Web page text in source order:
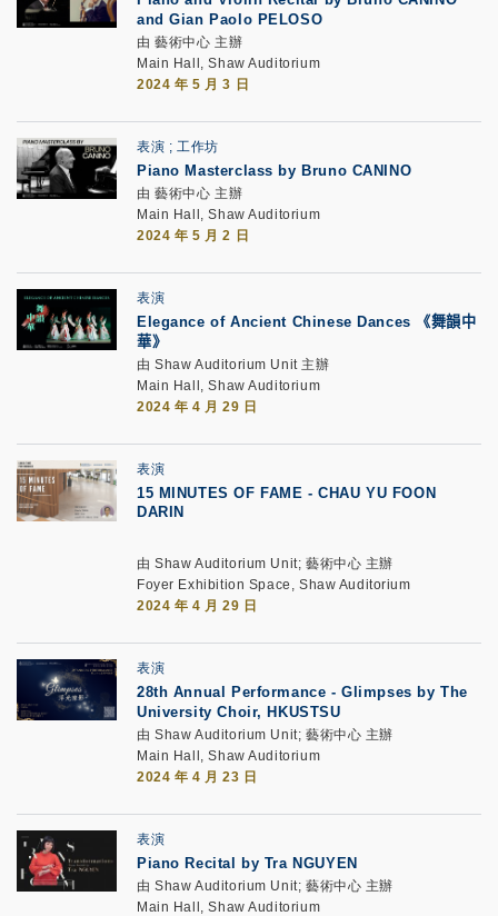
and Gian Paolo PELOSO
由 藝術中心 主辦
Main Hall, Shaw Auditorium
2024 年 5 月 3 日
表演 工作坊
Piano Masterclass by Bruno CANINO
由 藝術中心 主辦
Main Hall, Shaw Auditorium
2024 年 5 月 2 日
表演
Elegance of Ancient Chinese Dances 《舞韻中
華》
由 Shaw Auditorium Unit 主辦
Main Hall, Shaw Auditorium
2024 年 4 月 29 日
表演
15 MINUTES OF FAME - CHAU YU FOON
DARIN
由 Shaw Auditorium Unit; 藝術中心 主辦
Foyer Exhibition Space, Shaw Auditorium
2024 年 4 月 29 日
表演
28th Annual Performance - Glimpses by The
University Choir, HKUSTSU
由 Shaw Auditorium Unit; 藝術中心 主辦
Main Hall, Shaw Auditorium
2024 年 4 月 23 日
表演
Piano Recital by Tra NGUYEN
由 Shaw Auditorium Unit; 藝術中心 主辦
Main Hall, Shaw Auditorium